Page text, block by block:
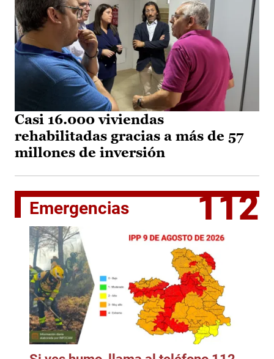
Casi 16.000 viviendas
rehabilitadas gracias a más de 57
millones de inversión
Emergencias 112